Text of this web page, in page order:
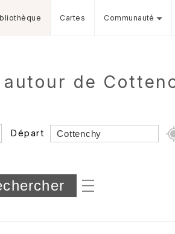
Cartes Communauté
de
Départ
dossiers